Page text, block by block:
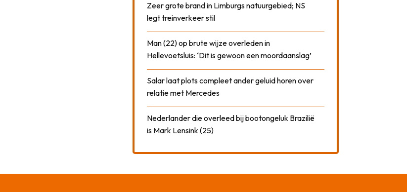
Zeer grote brand in Limburgs natuurgebied; NS
legt treinverkeer stil
Man (22) op brute wijze overleden in
Hellevoetsluis: ‘Dit is gewoon een moordaanslag’
Salar laat plots compleet ander geluid horen over
relatie met Mercedes
Nederlander die overleed bij bootongeluk Brazilië
is Mark Lensink (25)